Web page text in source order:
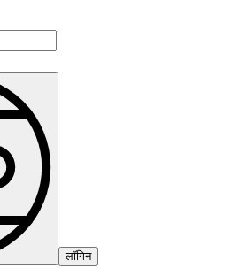
लॉगिन